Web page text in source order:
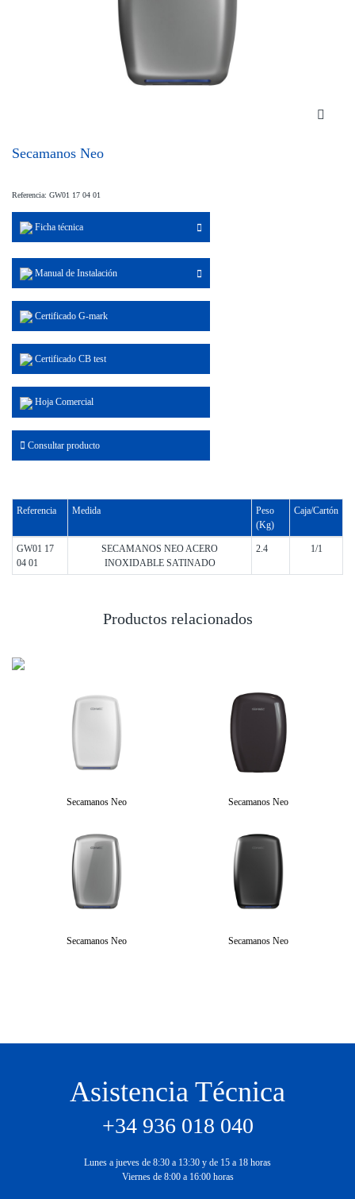
Secamanos Neo
Referencia: GW01 17 04 01
Ficha técnica
Manual de Instalación
Certificado G-mark
Certificado CB test
Hoja Comercial
Consultar producto
Referencia Medida
Peso
(Kg)
Caja/Cartón
GW01 17
04 01
SECAMANOS NEO ACERO
INOXIDABLE SATINADO
2.4 1/1
Productos relacionados
Secamanos Neo Secamanos Neo
Secamanos Neo Secamanos Neo
Asistencia Técnica
+34 936 018 040
Lunes a jueves de 8:30 a 13:30 y de 15 a 18 horas
Viernes de 8:00 a 16:00 horas